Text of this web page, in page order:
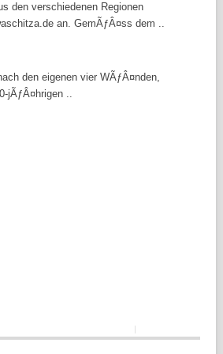
den verschiedenen Regionen
an. GemÃƒÂ¤ss dem ..
den eigenen vier WÃƒÂ¤nden,
jÃƒÂ¤hrigen ..
|